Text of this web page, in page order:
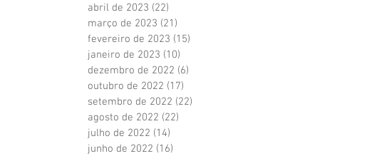
abril de 2023 (22)
março de 2023 (21)
fevereiro de 2023 (15)
janeiro de 2023 (10)
dezembro de 2022 (6)
outubro de 2022 (17)
setembro de 2022 (22)
agosto de 2022 (22)
julho de 2022 (14)
junho de 2022 (16)